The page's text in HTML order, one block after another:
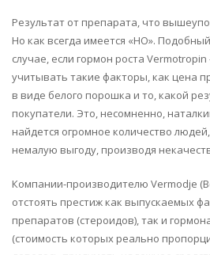
Результат от препарата, что
Но как всегда имеется «НО».
случае, если гормон роста
учитывать такие факторы, как цена
в виде белого порошка и то, какой
покупатели. Это, несомненно,
найдется огромное количество
немалую выгоду, производя
Компании-производителю Vermodje
отстоять престиж как выпускаемых
препаратов (стероидов), так и
(стоимость которых реально